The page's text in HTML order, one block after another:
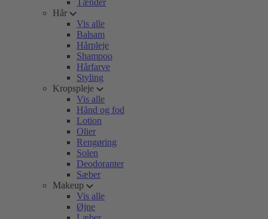
Tænder
Hår
Vis alle
Balsam
Hårpleje
Shampoo
Hårfarve
Styling
Kropspleje
Vis alle
Hånd og fod
Lotion
Olier
Rengøring
Solen
Deodoranter
Sæber
Makeup
Vis alle
Øjne